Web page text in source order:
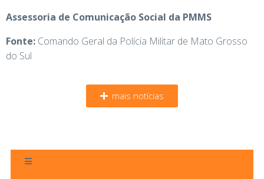
Assessoria de Comunicação Social da PMMS
Fonte: Comando Geral da Polícia Militar de Mato Grosso
do Sul
mais notícias